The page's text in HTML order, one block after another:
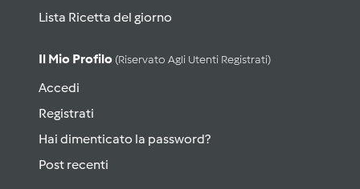
Lista Ricetta del giorno
Il Mio Profilo (riservato Agli Utenti Registrati)
Accedi
Registrati
Hai dimenticato la password?
Post recenti